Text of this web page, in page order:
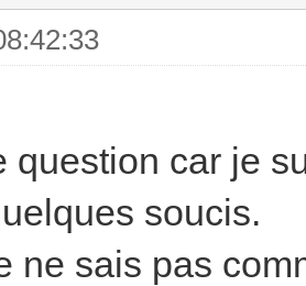
question car je
soucis.
ne sais pas